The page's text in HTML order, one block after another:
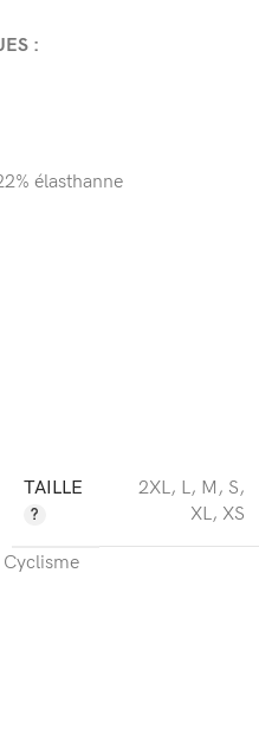
:
élasthanne
TAILLE 2XL, L, M, S,
XL, XS
Cyclisme